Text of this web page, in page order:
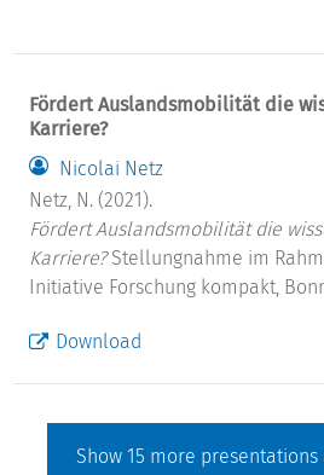
Fördert Auslandsmobilität die
Karriere?
Nicolai Netz
Netz, N. (2021).
Fördert Auslandsmobilität die
Karriere?Stellungnahme im
Initiative Forschung kompakt,
Download
Show 15 more